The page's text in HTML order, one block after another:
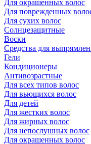
Для окрашенных волос
Для поврежденных
Для сухих волос
Солнцезащитные
Воски
Средства для
Гели
Кондиционеры
Антивозрастные
Для всех типов волос
Для вьющихся волос
Для детей
Для жестких волос
Для жирных волос
Для непослушных волос
Для окрашенных волос